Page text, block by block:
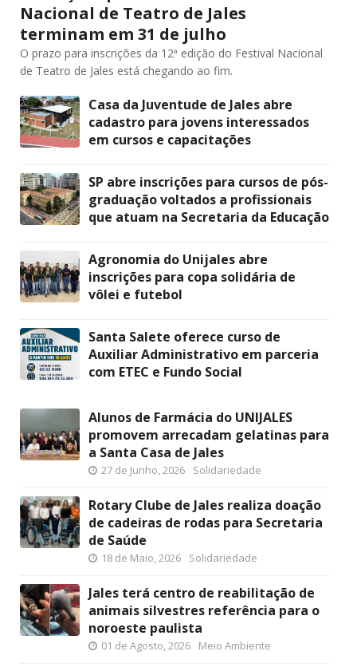
Nacional de Teatro de Jales
terminam em 31 de julho
O prazo para inscrições da 12ª edição do Festival Nacional
de Teatro de Jales está chegando ao fim.
Casa da Juventude de Jales abre
cadastro para jovens interessados
em cursos e capacitações
SP abre inscrições para cursos de pós-
graduação voltados a profissionais
que atuam na Secretaria da Educação
Agronomia do Unijales abre
inscrições para copa solidária de
vôlei e futebol
Santa Salete oferece curso de
Auxiliar Administrativo em parceria
com ETEC e Fundo Social
Alunos de Farmácia do UNIJALES
promovem arrecadam gelatinas para
a Santa Casa de Jales
27 de Junho, 2026 Solidariedade
Rotary Clube de Jales realiza doação
de cadeiras de rodas para Secretaria
de Saúde
18 de Maio, 2026 Solidariedade
Jales terá centro de reabilitação de
animais silvestres referência para o
noroeste paulista
01 de Agosto, 2026 Meio Ambiente